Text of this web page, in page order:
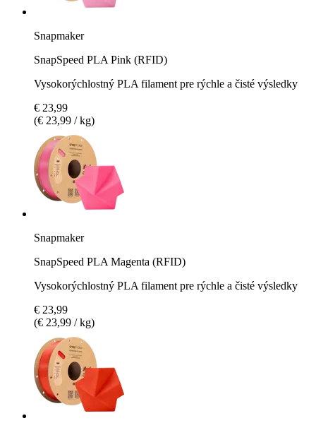
Snapmaker
SnapSpeed PLA Pink (RFID)
Vysokorýchlostný PLA filament pre rýchle a čisté výsledky
€ 23,99
(€ 23,99 / kg)
Snapmaker
SnapSpeed PLA Magenta (RFID)
Vysokorýchlostný PLA filament pre rýchle a čisté výsledky
€ 23,99
(€ 23,99 / kg)